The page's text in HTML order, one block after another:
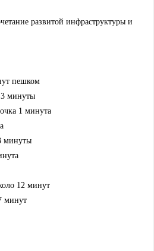
развитой инфраструктуры и
пешком
3 минуты
1 минута
минуты
12 минут
минут